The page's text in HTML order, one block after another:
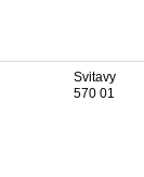
Svitavy
570 01